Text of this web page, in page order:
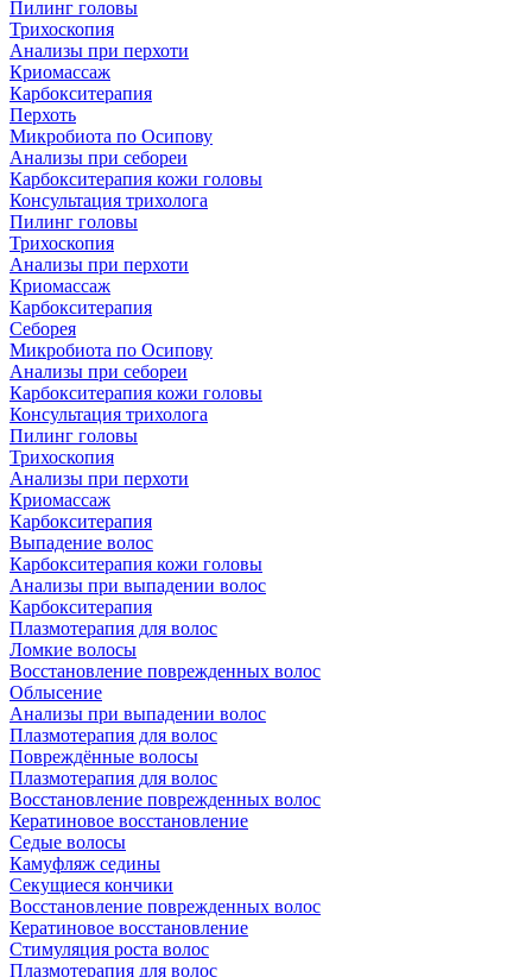
Пилинг головы
Трихоскопия
Анализы при перхоти
Криомассаж
Карбокситерапия
Перхоть
Микробиота по Осипову
Анализы при себореи
Карбокситерапия кожи головы
Консультация трихолога
Пилинг головы
Трихоскопия
Анализы при перхоти
Криомассаж
Карбокситерапия
Себорея
Микробиота по Осипову
Анализы при себореи
Карбокситерапия кожи головы
Консультация трихолога
Пилинг головы
Трихоскопия
Анализы при перхоти
Криомассаж
Карбокситерапия
Выпадение волос
Карбокситерапия кожи головы
Анализы при выпадении волос
Карбокситерапия
Плазмотерапия для волос
Ломкие волосы
Восстановление поврежденных волос
Облысение
Анализы при выпадении волос
Плазмотерапия для волос
Повреждённые волосы
Плазмотерапия для волос
Восстановление поврежденных волос
Кератиновое восстановление
Седые волосы
Камуфляж седины
Секущиеся кончики
Восстановление поврежденных волос
Кератиновое восстановление
Стимуляция роста волос
Плазмотерапия для волос